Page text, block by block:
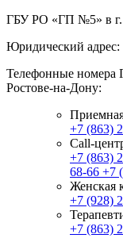
ГБУ РО «ГП №5» в г.
Юридический адрес:
Телефонные номера
Ростове-на-Дону:
+7 (863)
Call-
+7 (863)
68-66 +7
Женская
+7 (928)
+7 (863)